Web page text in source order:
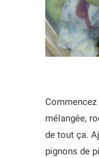
Commencez
mélangée,
de tout ça.
pignons de